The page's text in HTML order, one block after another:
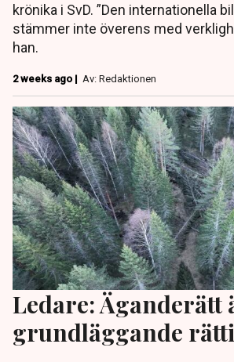
krönika i SvD. ”Den internationella
stämmer inte överens med
han.
2 weeks ago | Av: Redaktionen
Ledare: Äganderätt
grundläggande